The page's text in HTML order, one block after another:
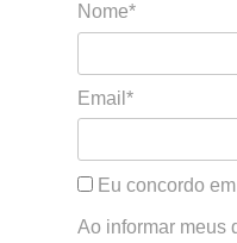
Nome*
Email*
Eu concordo
Ao informar meus